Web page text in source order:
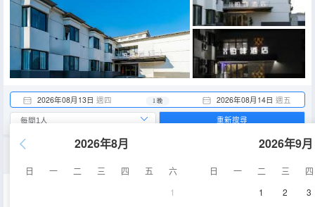
2026年08月13日 週四 2026年08月14日 週五
1 晚
2026年8月
日 一 二 三 四 五
六
1
2026年9月
日 一 二 三
四
1
2 3
重新搜尋
空調